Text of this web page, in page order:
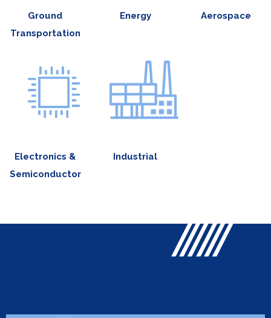
Ground
Transportation
Energy Aerospace
Electronics &
Semiconductor
Industrial